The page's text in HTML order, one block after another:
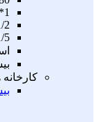
1*1
2
5
کارخانه